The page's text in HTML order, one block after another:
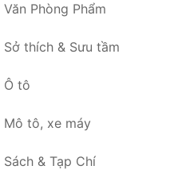
Văn Phòng Phẩm
Sở thích & Sưu tầm
Ô tô
Mô tô, xe máy
Sách & Tạp Chí